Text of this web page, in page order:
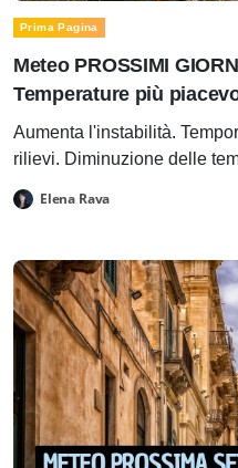
Prima Pagina
Meteo PROSSIMI
Temperature più
Aumenta l'instabilità.
rilievi. Diminuzione delle
Elena Rava